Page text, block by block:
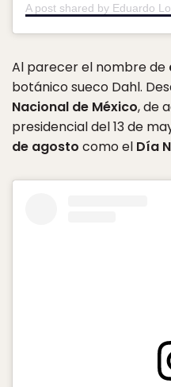
A post shared by Eduardo
Al parecer el nombre de
botánico sueco Dahl.
Nacional de México, de
presidencial del 13 de
de agosto como el Día